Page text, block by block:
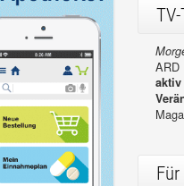
ARD
aktiv